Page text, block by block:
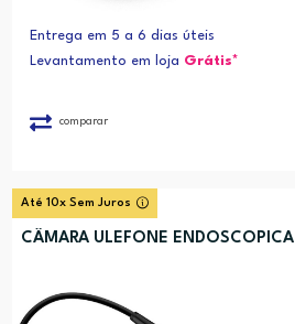
Entrega em 5 a 6 dias úteis
Levantamento em loja Grátis*
comparar
Até 10x Sem Juros
CÂMARA ULEFONE ENDOSCOPICA